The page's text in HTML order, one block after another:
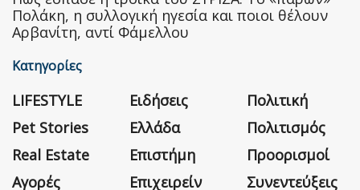
Πολάκη, η συλλογική ηγεσία και ποιοι θέλουν
Αρβανίτη, αντί Φάμελλου
Κατηγορίες
LIFESTYLE
Pet Stories
Real Estate
Αγορές
Ειδήσεις
Ελλάδα
Επιστήμη
Επιχειρείν
Πολιτική
Πολιτισμός
Προορισμοί
Συνεντεύξεις